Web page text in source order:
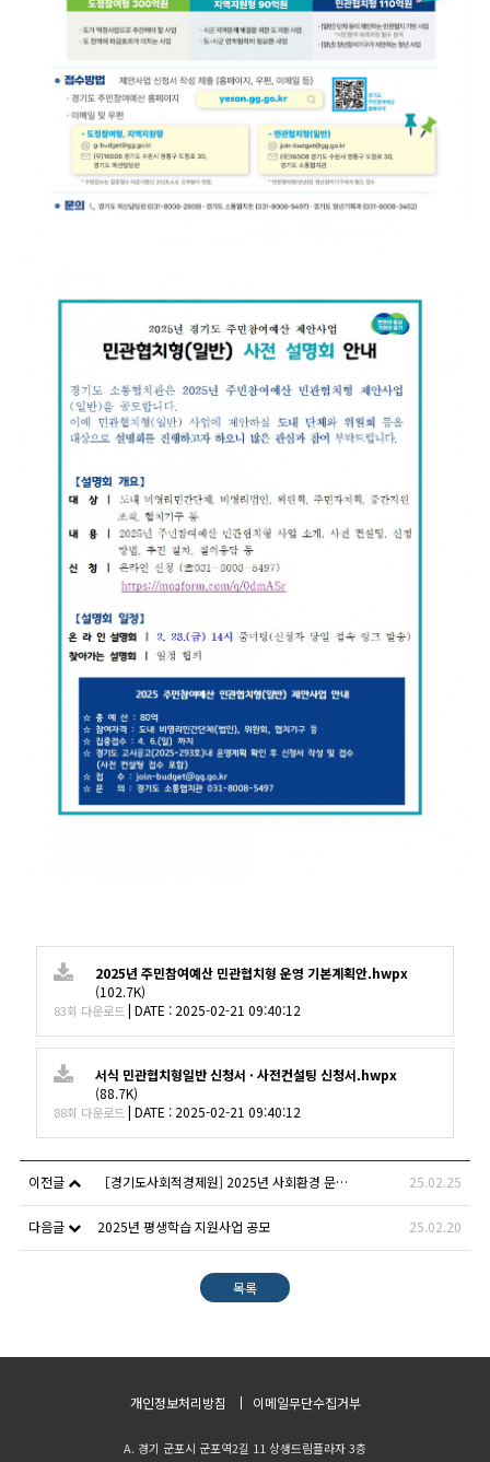
2025년 주민참여예산 민관협치형 운영 기본계획안.hwpx
(102.7K)
83회 다운로드 | DATE : 2025-02-21 09:40:12
서식 민관협치형일반 신청서 · 사전컨설팅 신청서.hwpx
(88.7K)
88회 다운로드 | DATE : 2025-02-21 09:40:12
이전글 ［경기도사회적경제원] 2025년 사회환경 문제해결 지원사업 라운드테이블 참여자(의제) 모집 25.02.25
다음글 2025년 평생학습 지원사업 공모 25.02.20
목록
개인정보처리방침 이메일무단수집거부
A. 경기 군포시 군포역2길 11 상생드림플라자 3층